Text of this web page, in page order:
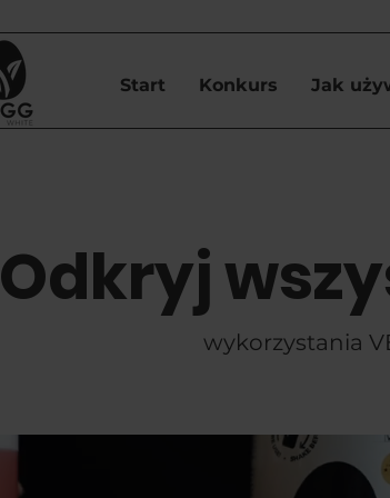
Start Konkurs Jak
Odkryj
wykorzystania